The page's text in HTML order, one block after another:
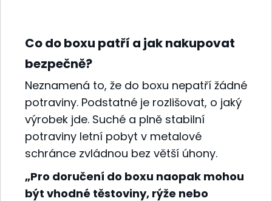
Co do boxu patří a jak nakupovat
bezpečně?
Neznamená to, že do boxu nepatří žádné
potraviny. Podstatné je rozlišovat, o jaký
výrobek jde. Suché a plně stabilní
potraviny letní pobyt v metalové
schránce zvládnou bez větší úhony.
„Pro doručení do boxu naopak mohou
být vhodné těstoviny, rýže nebo